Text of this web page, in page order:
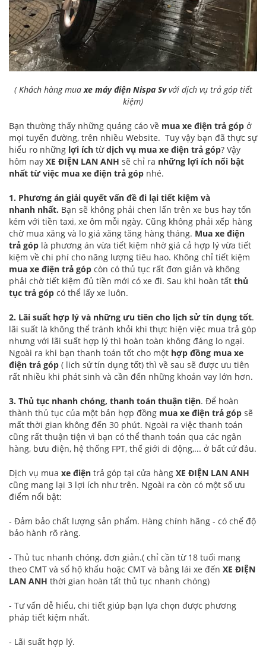
( Khách hàng mua xe máy điện Nispa Svvới dịch vụ trả góp tiết
kiệm)
Bạn thường thấy những quảng cáo về mua xe điện trả góp ở
mọi tuyến đường, trên nhiều Website. Tuy vậy bạn đã thực sự
hiểu ro những lợi ích từdịch vụ mua xe điện trả góp? Vậy
hôm nay XE ĐIỆN LAN ANH sẽ chỉ ra những lợi ích nổi bật
nhất từ việc mua xe điện trả góp nhé.
1. Phương án giải quyết vấn đề đi lại tiết kiệm và
nhanh nhất. Bạn sẽ không phải chen lấn trên xe bus hay tốn
kém với tiền taxi, xe ôm mỗi ngày. Cũng không phải xếp hàng
chờ mua xăng và lo giá xăng tăng hàng tháng. Mua xe điện
trả góp là phương án vừa tiết kiệm nhờ giá cả hợp lý vừa tiết
kiệm về chi phí cho năng lượng tiêu hao. Không chỉ tiết kiệm
mua xe điện trả góp còn có thủ tục rất đơn giản và không
phải chờ tiết kiệm đủ tiền mới có xe đi. Sau khi hoàn tất thủ
tục trả góp có thể lấy xe luôn.
2. Lãi suất hợp lý và những ưu tiên cho lịch sử tín dụng tốt.
lãi suất là không thể tránh khỏi khi thực hiện việc mua trả góp
nhưng với lãi suất hợp lý thì hoàn toàn không đáng lo ngại.
Ngoài ra khi bạn thanh toán tốt cho một hợp đồng mua xe
điện trả góp ( lich sử tín dụng tốt) thì về sau sẽ được ưu tiên
rất nhiều khi phát sinh và cần đến những khoản vay lớn hơn.
3. Thủ tục nhanh chóng, thanh toán thuận tiện. Để hoàn
thành thủ tục của một bản hợp đồng mua xe điện trả góp sẽ
mất thời gian không đến 30 phút. Ngoài ra việc thanh toán
cũng rất thuận tiện vì bạn có thể thanh toán qua các ngân
hàng, bưu điện, hệ thống FPT, thế giới di động,... ở bất cứ đâu.
Dịch vụ mua xe điện trả góp tại cửa hàng XE ĐIỆN LAN ANH
cũng mang lại 3 lợi ích như trên. Ngoài ra còn có một số ưu
điểm nổi bật:
- Đảm bảo chất lượng sản phẩm. Hàng chính hãng - có chế độ
bảo hành rõ ràng.
- Thủ tuc nhanh chóng, đơn giản.( chỉ cần từ 18 tuổi mang
theo CMT và sổ hộ khẩu hoặc CMT và bằng lái xe đến XE ĐIỆN
LAN ANH thời gian hoàn tất thủ tục nhanh chóng)
- Tư vấn dễ hiểu, chi tiết giúp bạn lựa chọn được phương
pháp tiết kiệm nhất.
- Lãi suất hợp lý.